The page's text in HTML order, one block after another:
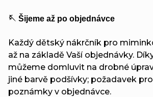
🪡 Šijeme až po objednávce
Každý dětský nákrčník pro
až na základě Vaší objednávky.
můžeme domluvit na drobné
jiné barvě podšívky; požadavek
poznámky v objednávce.